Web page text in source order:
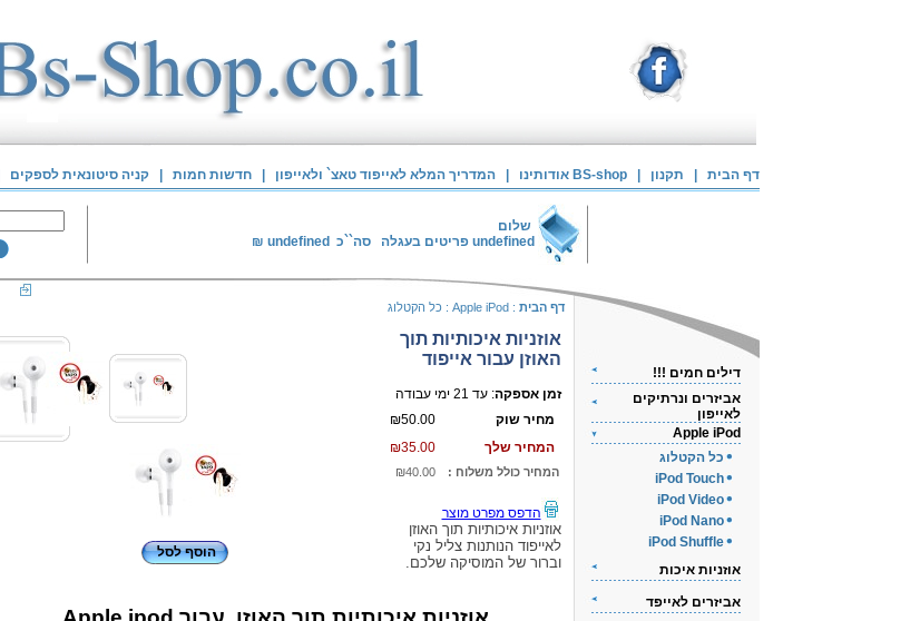
דף הבית תקנון אודותינו BS-shop המדריך המלא לאייפוד טאצ` ולאייפון חדשות חמות קניה סיטונאית לספקים
שלום
undefined פריטים בעגלה סה``כ undefined
₪
דף הבית :
Apple iPod
:כל הקטלוג
הוסף לסל
אוזניות איכותיות תוך
האוזן עבור אייפוד
זמן אספקה: עד 21 ימי עבודה
₪50.00
מחיר שוק
₪35.00
המחיר שלך
₪40.00 המחיר כולל משלוח :
הדפס מפרט מוצר
אוזניות איכותיות תוך האוזן
לאייפוד הנותנות צליל נקי
וברור של המוסיקה שלכם.
דילים חמים !!!
אביזרים ונרתיקים
לאייפון
Apple iPod
כל הקטלוג
iPod Touch
iPod Video
iPod Nano
iPod Shuffle
אוזניות איכות
אביזרים לאייפד